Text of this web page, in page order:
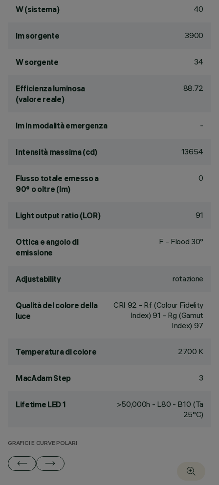
W (sistema) 40
lm sorgente 3900
W sorgente 34
Efficienza luminosa
(valore reale)
88.72
lm in modalità emergenza -
Intensità massima (cd) 13654
Flusso totale emesso a
90° o oltre (lm)
0
Light output ratio (LOR) 91
Ottica e angolo di
emissione
F - Flood 30°
Adjustability rotazione
Qualità del colore della
luce
CRI 92 - Rf (Colour Fidelity
Index) 91 - Rg (Gamut
Index) 97
Temperatura di colore 2700 K
MacAdam Step 3
Lifetime LED 1
>50,000h - L80 - B10 (Ta
25°C)
GRAFICI E CURVE POLARI